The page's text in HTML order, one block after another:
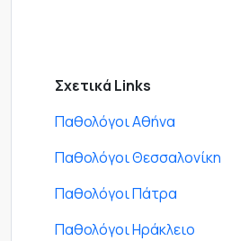
Σχετικά Links
Παθολόγοι Αθήνα
Παθολόγοι Θεσσαλονίκη
Παθολόγοι Πάτρα
Παθολόγοι Ηράκλειο